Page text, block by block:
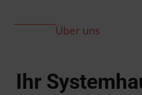
Über uns
Ihr